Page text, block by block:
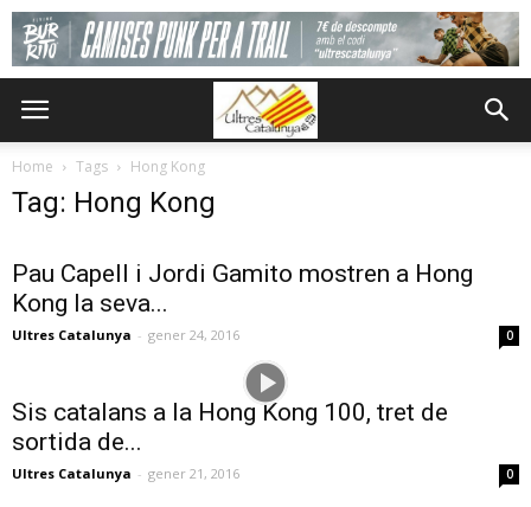
Home Tags Hong Kong
Tag: Hong Kong
Pau Capell i Jordi Gamito mostren a Hong
Kong la seva...
Ultres Catalunya - gener 24, 2016 0
Sis catalans a la Hong Kong 100, tret de
sortida de...
Ultres Catalunya - gener 21, 2016 0